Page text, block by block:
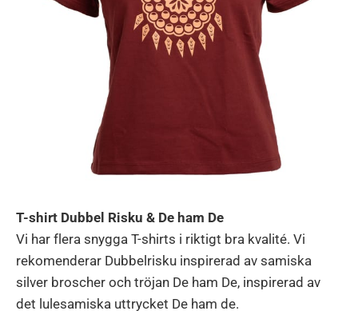
T-shirt Dubbel Risku & De ham De
Vi har flera snygga T-shirts i riktigt bra kvalité. Vi
rekomenderar Dubbelrisku inspirerad av samiska
silver broscher och tröjan De ham De, inspirerad av
det lulesamiska uttrycket De ham de.